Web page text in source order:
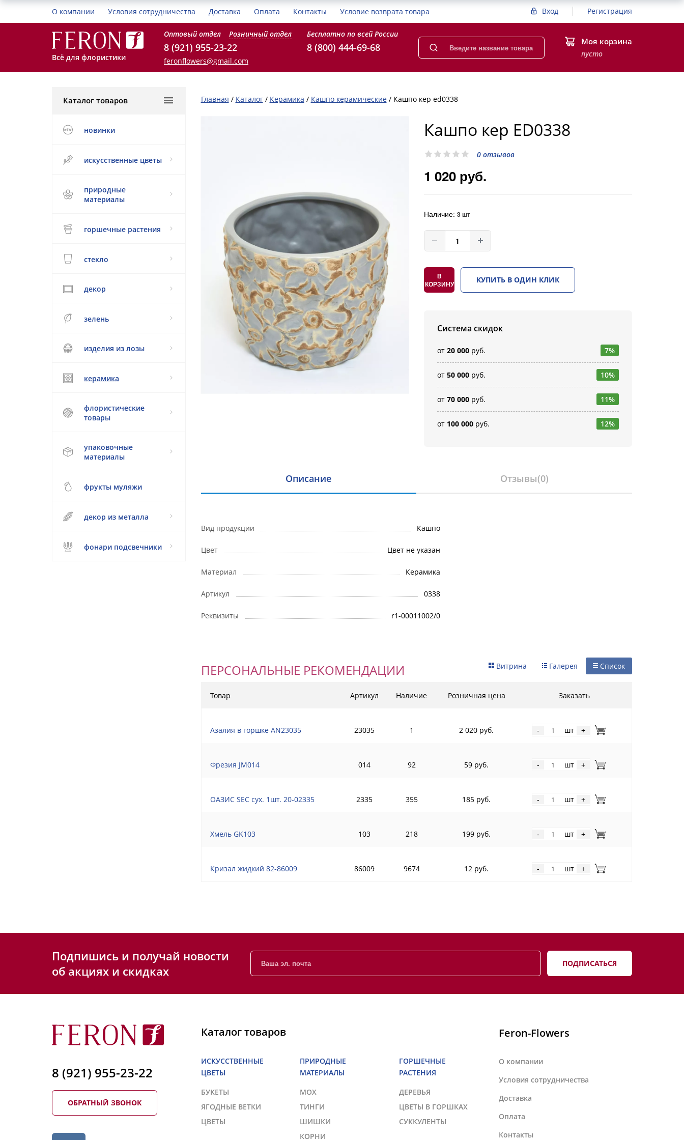
О компании Условия сотрудничества Доставка Оплата Контакты Условие возврата товара Вход Регистрация
Всё для флористики
Оптовый отдел Розничный отдел
8 (921) 955-23-22
feronflowers@gmail.com
Бесплатно по всей России
8 (800) 444-69-68 Моя корзина
пусто
Каталог товаров
новинки
искусственные цветы
природные
материалы
горшечные растения
стекло
декор
зелень
изделия из лозы
керамика
флористические
товары
упаковочные
материалы
фрукты муляжи
декор из металла
фонари подсвечники
Главная / Каталог / Керамика / Кашпо керамические / Кашпо кер ed0338
Кашпо кер ED0338
0 отзывов
1 020 руб.
Наличие:3 шт
В
КОРЗИНУ
КУПИТЬ В ОДИН КЛИК
Система скидок
от20 000 руб. 7%
от50 000 руб. 10%
от70 000 руб. 11%
от 100 000 руб. 12%
Описание Отзывы(0)
Вид продукции Кашпо
Цвет Цвет не указан
Материал Керамика
Артикул 0338
Реквизиты r1-00011002/0
ПЕРСОНАЛЬНЫЕ РЕКОМЕНДАЦИИ Список
Галерея
Витрина
Товар Артикул Наличие Розничная цена Заказать
Азалия в горшке AN23035 23035 1 2 020 руб. - шт +
Фрезия JM014 014 92 59 руб. - шт +
ОАЗИС SEC сух. 1шт. 20-02335 2335 355 185 руб. - шт +
Хмель GK103 103 218 199 руб. - шт +
Кризал жидкий 82-86009 86009 9674 12 руб. - шт +
Подпишись и получай новости
об акциях и скидках
ПОДПИСАТЬСЯ
8 (921) 955-23-22
ОБРАТНЫЙ ЗВОНОК
Каталог товаров
ИСКУССТВЕННЫЕ
ЦВЕТЫ
БУКЕТЫ
ЯГОДНЫЕ ВЕТКИ
ЦВЕТЫ
ПРИРОДНЫЕ
МАТЕРИАЛЫ
МОХ
ТИНГИ
ШИШКИ
КОРНИ
ГОРШЕЧНЫЕ
РАСТЕНИЯ
ДЕРЕВЬЯ
ЦВЕТЫ В ГОРШКАХ
СУККУЛЕНТЫ
Feron-Flowers
О компании
Условия сотрудничества
Доставка
Оплата
Контакты